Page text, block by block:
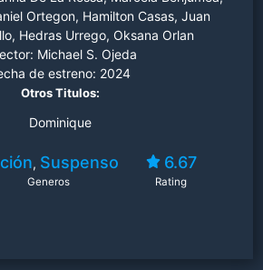
Ortegon, Hamilton Casas, Juan
Hedras Urrego, Oksana Orlan
Michael S. Ojeda
de estreno: 2024
Otros Titulos:
Dominique
, Suspenso
Generos
6.67
Rating